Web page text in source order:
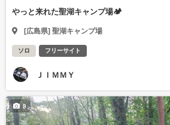
やっと来れた聖湖キャンプ場🏕️
[広島県] 聖湖キャンプ場
ソロ フリーサイト
ＪＩＭＭＹ
8